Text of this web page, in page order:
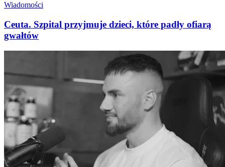
Wiadomości
Ceuta. Szpital przyjmuje dzieci, które padły ofiarą
gwałtów